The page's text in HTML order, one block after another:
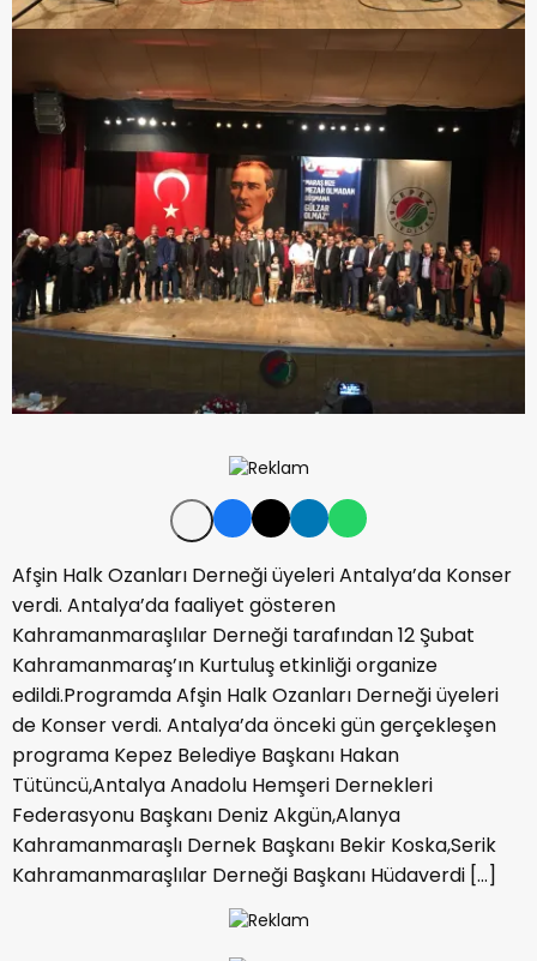
Afşin Halk Ozanları Derneği üyeleri Antalya’da Konser
verdi. Antalya’da faaliyet gösteren
Kahramanmaraşlılar Derneği tarafından 12 Şubat
Kahramanmaraş’ın Kurtuluş etkinliği organize
edildi.Programda Afşin Halk Ozanları Derneği üyeleri
de Konser verdi. Antalya’da önceki gün gerçekleşen
programa Kepez Belediye Başkanı Hakan
Tütüncü,Antalya Anadolu Hemşeri Dernekleri
Federasyonu Başkanı Deniz Akgün,Alanya
Kahramanmaraşlı Dernek Başkanı Bekir Koska,Serik
Kahramanmaraşlılar Derneği Başkanı Hüdaverdi […]